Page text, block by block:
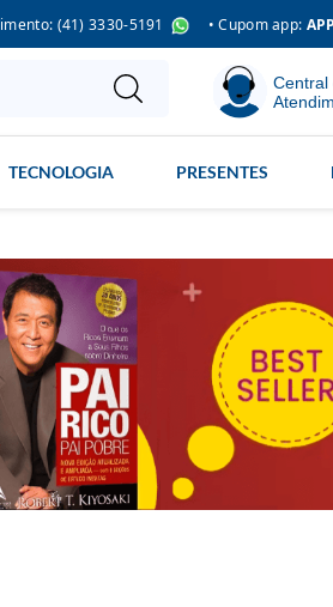
(41) 3330-5191 • Cupom app:
Central
TECNOLOGIA PRESENTES